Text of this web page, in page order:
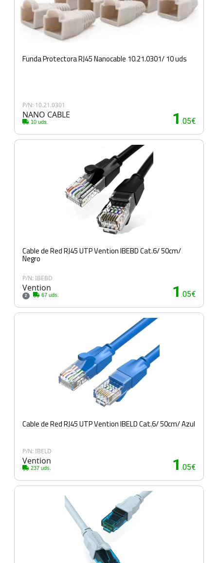
Funda Protectora RJ45 Nanocable 10.21.0301/ 10 uds
P/N: 10.21.0301
NANO CABLE
10 uds. 1 .05€
Cable de Red RJ45 UTP Vention IBEBD Cat.6/ 50cm/
Negro
P/N: IBEBD
Vention
2 67 uds. 1 .05€
Cable de Red RJ45 UTP Vention IBELD Cat.6/ 50cm/ Azul
P/N: IBELD
Vention
237 uds. 1 .05€